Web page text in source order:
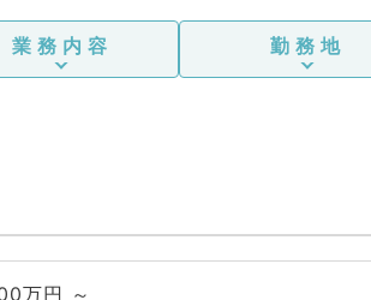
業務内容 勤務地
万円 ～